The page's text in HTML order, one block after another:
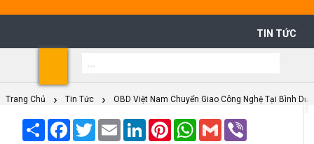
TIN TỨC
Trang Chủ Tin Tức OBD Việt Nam Chuyển Giao Công Nghệ Tại Bình
Share Facebook
TwitterEmail LinkedInPinterestWhatsApp
Gmail